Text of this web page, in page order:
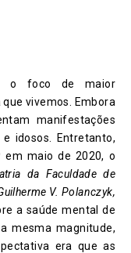
o foco de maior
vivemos. Embora
manifestações
idosos. Entretanto,
em maio de 2020, o
da Faculdade de
V. Polanczyk,
a saúde mental de
mesma magnitude,
era que as